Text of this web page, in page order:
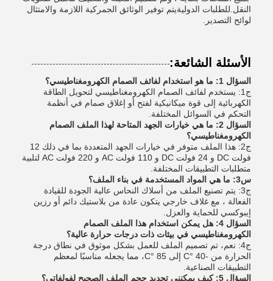
النقل.للطلبات الدوليةيتم توفير الوثائق الجمركية اللازمة والامتثال
لوائح التصدير.
الأسئلة الشائعة:
السؤال 1: ما هو استخدام لفائف الصمام الكهرومغناطيسي؟
ج1: يستخدم لفائف الصمام الكهرومغناطيسي لتحويل الطاقة
الكهربائية إلى قوة ميكانيكية لفتح أو إغلاق صمام في أنظمة
التحكم في السوائل المختلفة.
السؤال 2: ما هي خيارات الجهد المتاحة لهذا الملف الصمام
الكهرومغناطيسي؟
ج2: هذا الملف متوفر في خيارات الجهد المتعددة بما في ذلك 12
فولت DC و 24 فولت DC و 110 فولت AC و 220 فولت AC لتلبية
متطلبات التطبيقات المختلفة.
س3: ما هي المواد المستخدمة في بناء الملف؟
ج3: يتم تصنيع الملف من أسلاك النحاس عالية الجودة للقيادة
الفعالة ، مع غلاف خارجي يتكون عادة من بلاستيك دائم أو رزين
إيبوكسي للحماية والعزل.
السؤال 4: هل يمكن استخدام هذا الملف الصمام
الكهرومغناطيسي في بيئات ذات درجات حرارة عالية؟
ج4: نعم، تم تصميم الملف للعمل بشكل موثوق في نطاق درجة
الحرارة من -40 °C إلى 85 °C، مما يجعله مناسبًا لمعظم
التطبيقات الصناعية.
السؤال 5: كيف يمكنني تحديد حجم الملف الصحيح لفولفاتي؟